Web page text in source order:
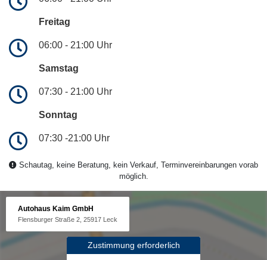
Freitag
06:00 - 21:00 Uhr
Samstag
07:30 - 21:00 Uhr
Sonntag
07:30 -21:00 Uhr
Schautag, keine Beratung, kein Verkauf, Terminvereinbarungen vorab
möglich.
Autohaus Kaim GmbH
Flensburger Straße 2, 25917 Leck
Zustimmung erforderlich